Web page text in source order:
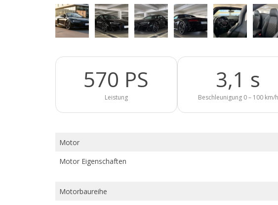
570 PS
Leistung
3,1 s
Beschleunigung 0 – 100 km/h
Motor
Motor Eigenschaften
Motorbaureihe